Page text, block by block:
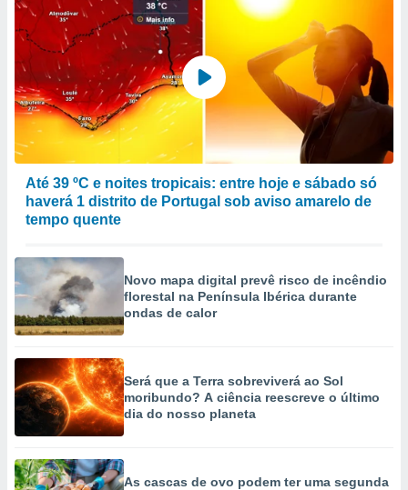
Até 39 ºC e noites tropicais: entre hoje e sábado só
haverá 1 distrito de Portugal sob aviso amarelo de
tempo quente
Novo mapa digital prevê risco de incêndio
florestal na Península Ibérica durante
ondas de calor
Será que a Terra sobreviverá ao Sol
moribundo? A ciência reescreve o último
dia do nosso planeta
As cascas de ovo podem ter uma segunda